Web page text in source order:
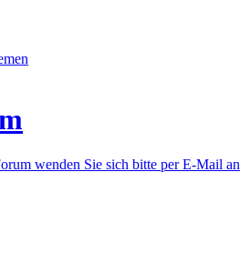
wenden Sie sich bitte per E-Mail an